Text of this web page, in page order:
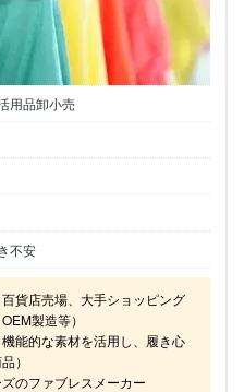
用品卸小売
不安
貨店売場、大手ショッピング
製造等）
能的な素材を活用し、履き心
）
のファブレスメーカー